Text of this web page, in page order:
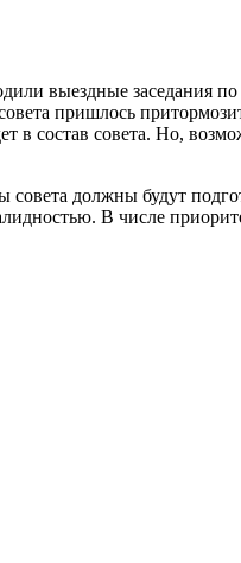
выездные заседания
пришлось
состав совета. Но,
совета должны будут
В числе